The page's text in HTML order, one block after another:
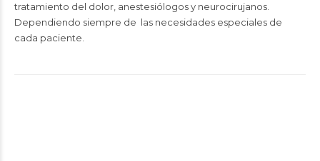
tratamiento del dolor, anestesiólogos y neurocirujanos.
Dependiendo siempre de las necesidades especiales de
cada paciente.